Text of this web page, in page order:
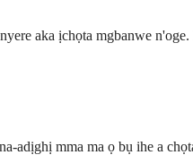
aka ịchọta mgbanwe
mma ma ọ bụ ihe a